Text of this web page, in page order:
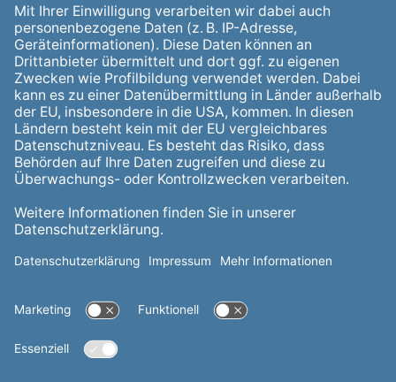
Veröffentlichungen nach REMIT
Vertragsinformationen
Rechtliches
Datenschutz
Datenaustausch
Informationspflichten
Wertemanagement
Nutzungsbedingungen
Barrierefreiheitserklärung
Impressum
Adresse
Willy-Brandt-Allee 26
Telefon